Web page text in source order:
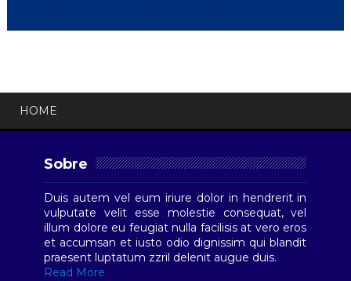
HOME
Sobre
Duis autem vel eum iriure dolor in hendrerit in
vulputate velit esse molestie consequat, vel
illum dolore eu feugiat nulla facilisis at vero eros
et accumsan et iusto odio dignissim qui blandit
praesent luptatum zzril delenit augue duis.
Read More